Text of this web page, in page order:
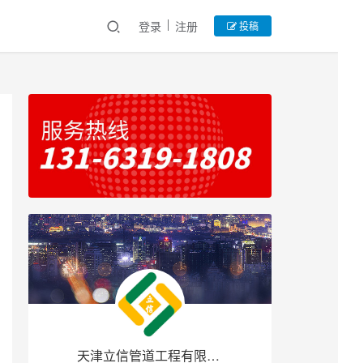
登录 注册 投稿
天津立信管道工程有限公司